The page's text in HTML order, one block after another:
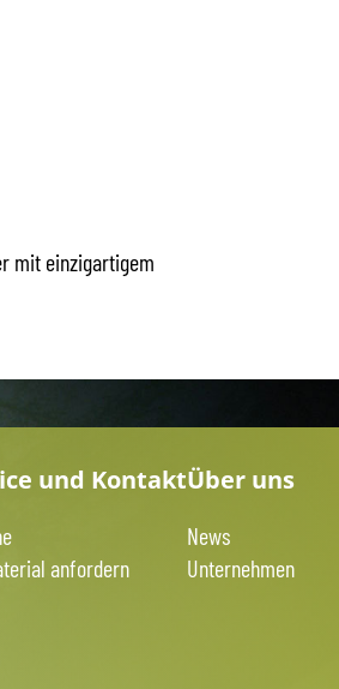
mit einzigartigem
und Kontakt
anfordern
Über uns
News
Unternehmen